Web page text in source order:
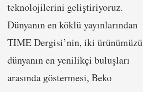
teknolojilerini geliştiriyoruz.
Dünyanın en köklü yayınlarından
TIME Dergisi’nin, iki ürünümüzü
dünyanın en yenilikçi buluşları
arasında göstermesi, Beko